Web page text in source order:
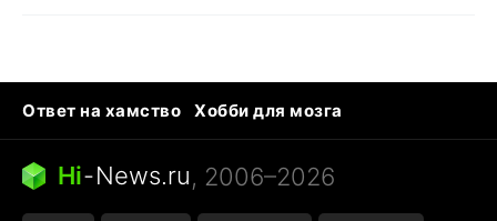
Ответ на хамство
Хобби для мозга
Бензин 100 vs 95
Тунцы в океанариуме
Следующая пандемия
Hi-News.ru, 2006–2026